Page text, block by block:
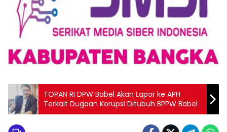
TOPAN RI DPW Babel Akan Lapor ke APH
Terkait Dugaan Korupsi Ditubuh BPPW Babel